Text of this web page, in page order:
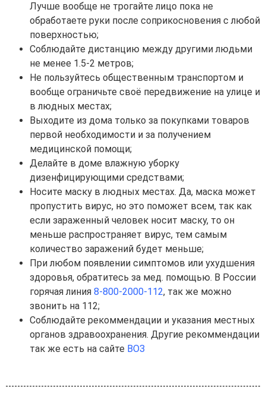
Лучше вообще не трогайте лицо пока не
обработаете руки после соприкосновения с любой
поверхностью;
Соблюдайте дистанцию между другими людьми
не менее 1.5-2 метров;
Не пользуйтесь общественным транспортом и
вообще ограничьте своё передвижение на улице и
в людных местах;
Выходите из дома только за покупками товаров
первой необходимости и за получением
медицинской помощи;
Делайте в доме влажную уборку
дизенфицирующими средствами;
Носите маску в людных местах. Да, маска может
пропустить вирус, но это поможет всем, так как
если зараженный человек носит маску, то он
меньше распространяет вирус, тем самым
количество заражений будет меньше;
При любом появлении симптомов или ухудшения
здоровья, обратитесь за мед. помощью. В России
горячая линия 8-800-2000-112, так же можно
звонить на 112;
Соблюдайте рекоммендации и указания местных
органов здравоохранения. Другие рекоммендации
так же есть на сайте ВОЗ